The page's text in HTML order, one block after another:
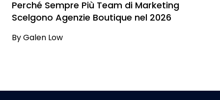
Perché Sempre Più Team di Marketing
Scelgono Agenzie Boutique nel 2026
By Galen Low